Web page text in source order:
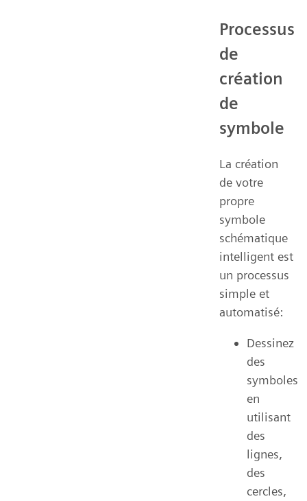
Processus
de
création
de
symbole
La création
de votre
propre
symbole
schématique
intelligent est
un processus
simple et
automatisé:
Dessinez
des
symboles
en
utilisant
des
lignes,
des
cercles,